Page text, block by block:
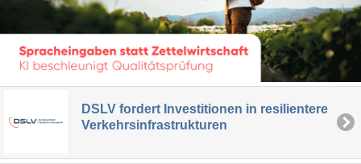
DSLV fordert Investitionen in resilientere
Verkehrsinfrastrukturen